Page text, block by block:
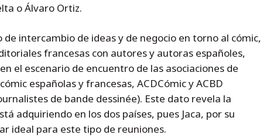
o Álvaro Ortiz.
de intercambio de ideas y de negocio en torno al cómic,
francesas con autores y autoras españoles,
el escenario de encuentro de las asociaciones de
españolas y francesas, ACDCómic y ACBD
de bande dessinée). Este dato revela la
adquiriendo en los dos países, pues Jaca, por su
ideal para este tipo de reuniones.